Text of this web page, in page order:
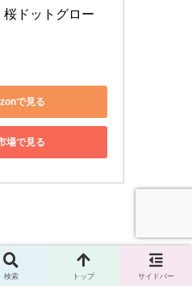
ドットグロー
で見る
場で見る
ダーティンジグヘッドSS +
2.2inch
検索 トップ サイドバー